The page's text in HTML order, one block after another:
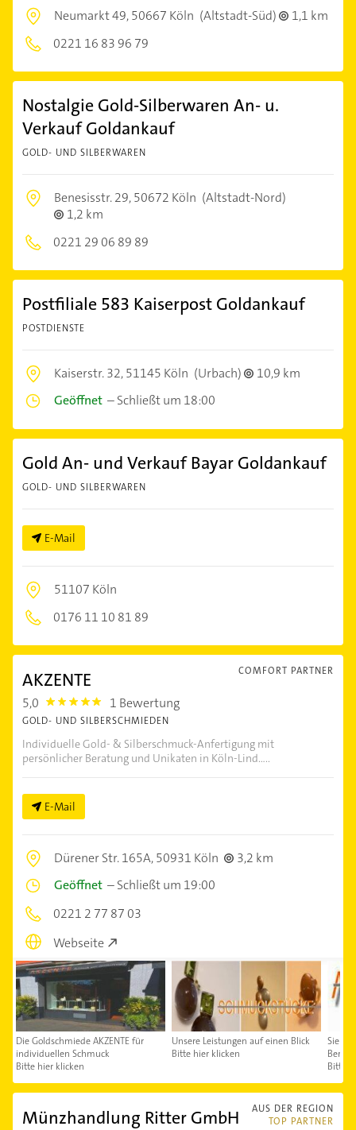
Neumarkt 49,50667 Köln (Altstadt-Süd)
1,1 km
0221 16 83 96 79
Nostalgie Gold-Silberwaren An- u.
Verkauf Goldankauf
GOLD- UND SILBERWAREN
Benesisstr. 29,50672 Köln (Altstadt-Nord)
1,2 km
0221 29 06 89 89
Postfiliale 583 Kaiserpost Goldankauf
POSTDIENSTE
Kaiserstr. 32,51145 Köln (Urbach)
10,9 km
Geöffnet –Schließt um 18:00
Gold An- und Verkauf Bayar Goldankauf
GOLD- UND SILBERWAREN
E-Mail
51107 Köln
0176 11 10 81 89
COMFORT PARTNER
AKZENTE
5,0 5.0 1 Bewertung
GOLD- UND SILBERSCHMIEDEN
Individuelle Gold- & Silberschmuck-Anfertigung mit
persönlicher Beratung und Unikaten in Köln-Lind.....
E-Mail
Dürener Str. 165A,50931 Köln
3,2 km
Geöffnet –Schließt um 19:00
0221 2 77 87 03
Webseite
Die Goldschmiede AKZENTE für
individuellen Schmuck
Bitte hier klicken
Unsere Leistungen auf einen Blick
Bitte hier klicken
Sie
Bitte
AUS DER REGION
TOP PARTNER
Münzhandlung Ritter GmbH